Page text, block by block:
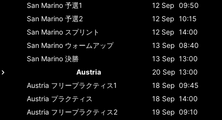
San Marino 予選1 12 Sep 09:50
San Marino 予選2 12 Sep 10:15
San Marino スプリント 12 Sep 14:00
San Marino ウォームアップ 13 Sep 08:40
San Marino 決勝 13 Sep 13:00
Austria
20 Sep 13:00
Austria フリープラクティス1 18 Sep 09:45
Austria プラクティス 18 Sep 14:00
Austria フリープラクティス2 19 Sep 09:10